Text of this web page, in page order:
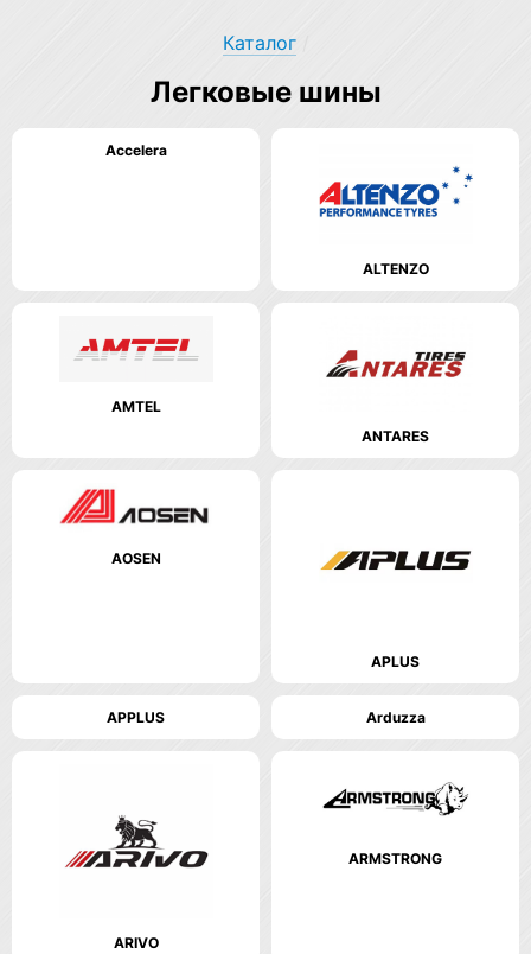
Каталог/
Легковые шины
Accelera
ALTENZO
AMTEL
ANTARES
AOSEN
APLUS
APPLUS Arduzza
ARIVO
ARMSTRONG